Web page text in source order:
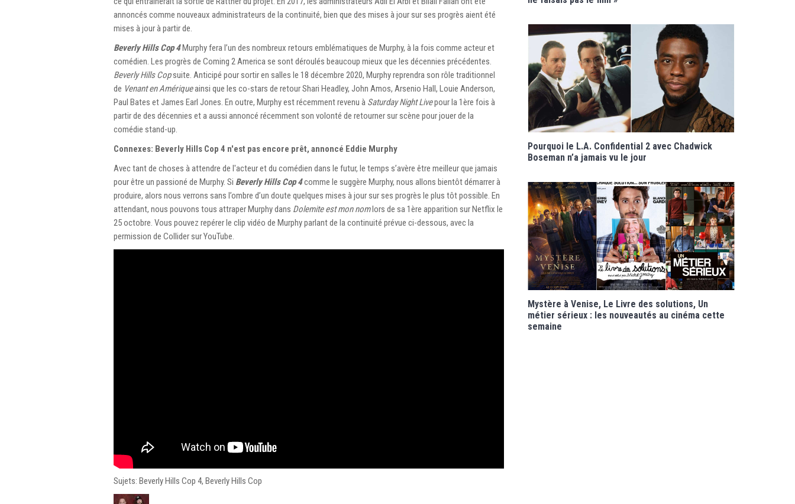
annoncés comme nouveaux administrateurs de la continuité, bien que des mises à jour sur ses progrès aient été
mises à jour à partir de.
Beverly Hills Cop 4Murphy fera l’un des nombreux retours emblématiques de Murphy, à la fois comme acteur et
comédien. Les progrès de Coming 2 America se sont déroulés beaucoup mieux que les décennies précédentes.
Beverly Hills Copsuite. Anticipé pour sortir en salles le 18 décembre 2020, Murphy reprendra son rôle traditionnel
de Venant en Amériqueainsi que les co-stars de retour Shari Headley, John Amos, Arsenio Hall, Louie Anderson,
Paul Bates et James Earl Jones. En outre, Murphy est récemment revenu à Saturday Night Livepour la 1ère fois à
partir de des décennies et a aussi annoncé récemment son volonté de retourner sur scène pour jouer de la
comédie stand-up.
Connexes: Beverly Hills Cop 4 n'est pas encore prêt, annoncé Eddie Murphy
Avec tant de choses à attendre de l'acteur et du comédien dans le futur, le temps s’avère être meilleur que jamais
pour être un passioné de Murphy. Si Beverly Hills Cop 4comme le suggère Murphy, nous allons bientôt démarrer à
produire, alors nous verrons sans l’ombre d’un doute quelques mises à jour sur ses progrès le plus tôt possible. En
attendant, nous pouvons tous attraper Murphy dans Dolemite est mon nomlors de sa 1ère apparition sur Netflix le
25 octobre. Vous pouvez repérer le clip vidéo de Murphy parlant de la continuité prévue ci-dessous, avec la
permission de Collider sur YouTube.
Sujets: Beverly Hills Cop 4, Beverly Hills Cop
Pourquoi le L.A. Confidential 2 avec Chadwick
Boseman n’a jamais vu le jour
Mystère à Venise, Le Livre des solutions, Un
métier sérieux : les nouveautés au cinéma cette
semaine